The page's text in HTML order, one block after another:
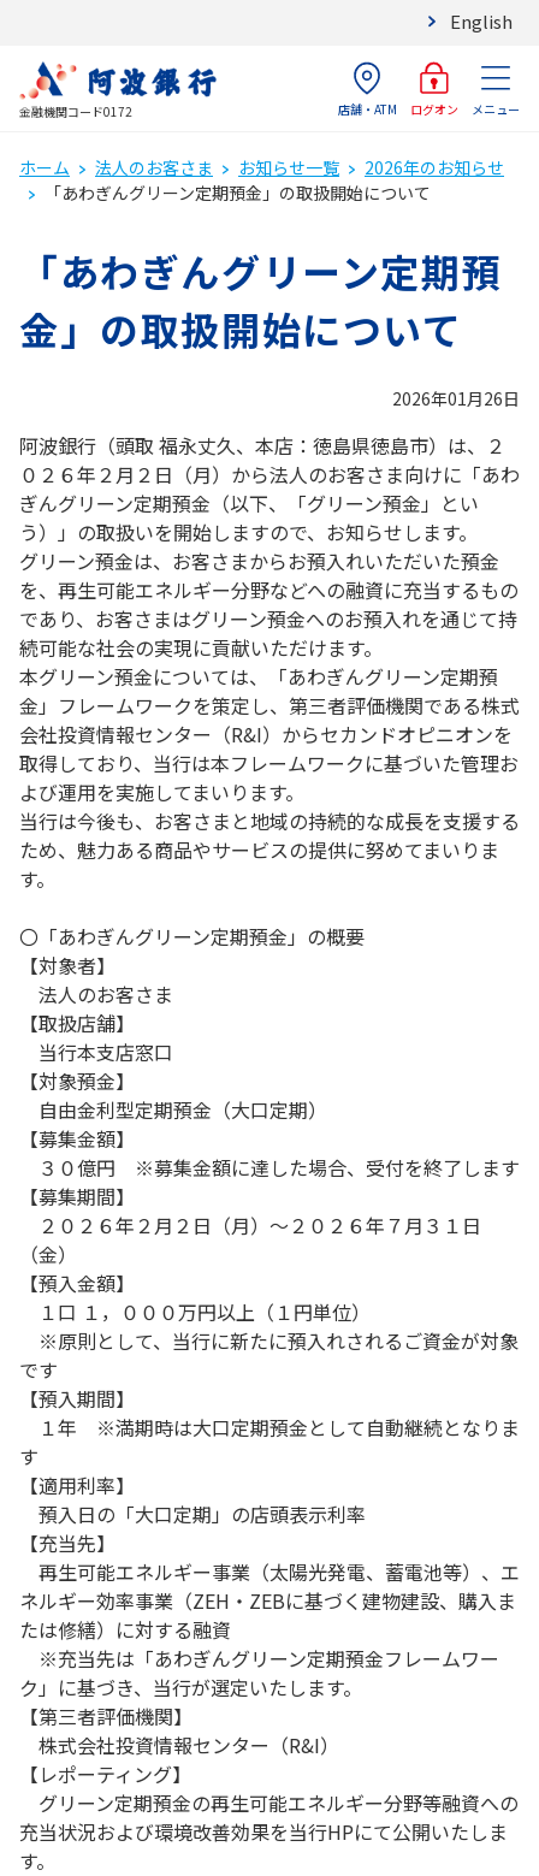
English
金融機関コード0172 店舗・ATM ログオン メニュー
ホーム 法人のお客さま お知らせ一覧
2026年のお知らせ
「あわぎんグリーン定期預金」の取扱開始について
「あわぎんグリーン定期預
金」の取扱開始について
2026年01月26日
阿波銀行（頭取 福永丈久、本店：徳島県徳島市）は、２
０２６年２月２日（月）から法人のお客さま向けに「あわ
ぎんグリーン定期預金（以下、「グリーン預金」とい
う）」の取扱いを開始しますので、お知らせします。
グリーン預金は、お客さまからお預入れいただいた預金
を、再生可能エネルギー分野などへの融資に充当するもの
であり、お客さまはグリーン預金へのお預入れを通じて持
続可能な社会の実現に貢献いただけます。
本グリーン預金については、「あわぎんグリーン定期預
金」フレームワークを策定し、第三者評価機関である株式
会社投資情報センター（R&I）からセカンドオピニオンを
取得しており、当行は本フレームワークに基づいた管理お
よび運用を実施してまいります。
当行は今後も、お客さまと地域の持続的な成長を支援する
ため、魅力ある商品やサービスの提供に努めてまいりま
す。
〇「あわぎんグリーン定期預金」の概要
【対象者】
法人のお客さま
【取扱店舗】
当行本支店窓口
【対象預金】
自由金利型定期預金（大口定期）
【募集金額】
３０億円 ※募集金額に達した場合、受付を終了します
【募集期間】
２０２６年２月２日（月）～２０２６年７月３１日
（金）
【預入金額】
１口 １，０００万円以上（１円単位）
※原則として、当行に新たに預入れされるご資金が対象
です
【預入期間】
１年 ※満期時は大口定期預金として自動継続となりま
す
【適用利率】
預入日の「大口定期」の店頭表示利率
【充当先】
再生可能エネルギー事業（太陽光発電、蓄電池等）、エ
ネルギー効率事業（ZEH・ZEBに基づく建物建設、購入ま
たは修繕）に対する融資
※充当先は「あわぎんグリーン定期預金フレームワー
ク」に基づき、当行が選定いたします。
【第三者評価機関】
株式会社投資情報センター（R&I）
【レポーティング】
グリーン定期預金の再生可能エネルギー分野等融資への
充当状況および環境改善効果を当行HPにて公開いたしま
す。